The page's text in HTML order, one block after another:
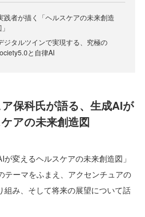
践者が描く「ヘルスケアの未来創造
ジタルツインで実現する、究極の
と自律AI
保科氏が語る、生成AIが
アの未来創造図
変えるヘルスケアの未来創造図」
テーマをふまえ、アクセンチュアの
組み、そして将来の展望について話